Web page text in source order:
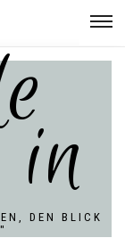
DEN BLICK N